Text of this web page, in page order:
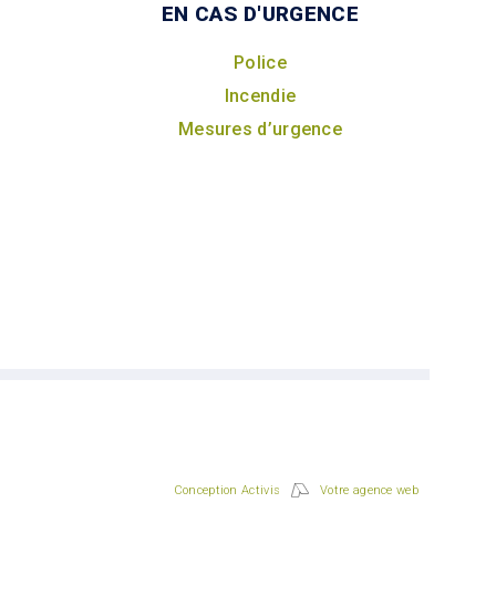
EN CAS D'URGENCE
Police
Incendie
Mesures d’urgence
Conception Activis Votre agence web